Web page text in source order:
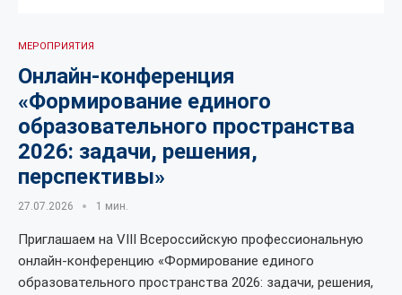
МЕРОПРИЯТИЯ
Онлайн-конференция
«Формирование единого
образовательного пространства
2026: задачи, решения,
перспективы»
27.07.2026 1 мин.
Приглашаем на VIII Всероссийскую профессиональную
онлайн-конференцию «Формирование единого
образовательного пространства 2026: задачи, решения,